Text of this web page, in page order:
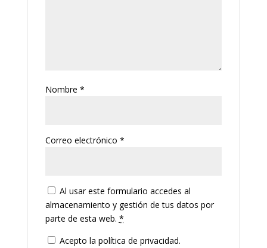
Nombre *
Correo electrónico *
Al usar este formulario accedes al
almacenamiento y gestión de tus datos por
parte de esta web. *
Acepto la política de privacidad.